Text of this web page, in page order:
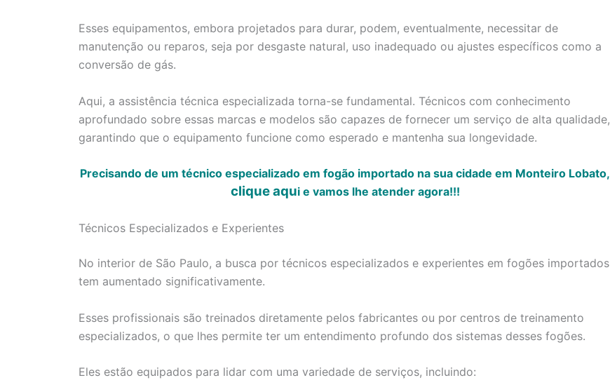
Esses equipamentos, embora projetados para durar, podem, eventualmente, necessitar de
manutenção ou reparos, seja por desgaste natural, uso inadequado ou ajustes específicos como a
conversão de gás.
Aqui, a assistência técnica especializada torna-se fundamental. Técnicos com conhecimento
aprofundado sobre essas marcas e modelos são capazes de fornecer um serviço de alta qualidade,
garantindo que o equipamento funcione como esperado e mantenha sua longevidade.
Precisando de um técnico especializado em fogão importado na sua cidade em Monteiro Lobato,
clique aquie vamos lhe atender agora!!!
Técnicos Especializados e Experientes
No interior de São Paulo, a busca por técnicos especializados e experientes em fogões importados
tem aumentado significativamente.
Esses profissionais são treinados diretamente pelos fabricantes ou por centros de treinamento
especializados, o que lhes permite ter um entendimento profundo dos sistemas desses fogões.
Eles estão equipados para lidar com uma variedade de serviços, incluindo: